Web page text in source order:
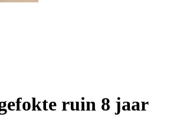
ruin 8 jaar